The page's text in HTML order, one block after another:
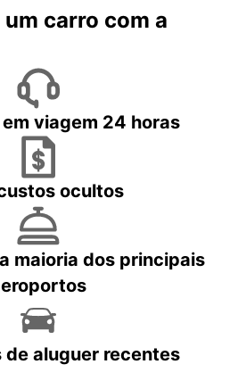
carro com a
viagem 24 horas
ocultos
maioria dos principais
aluguer recentes